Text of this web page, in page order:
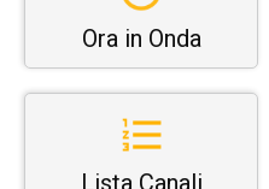
Ora in Onda
Lista Canali